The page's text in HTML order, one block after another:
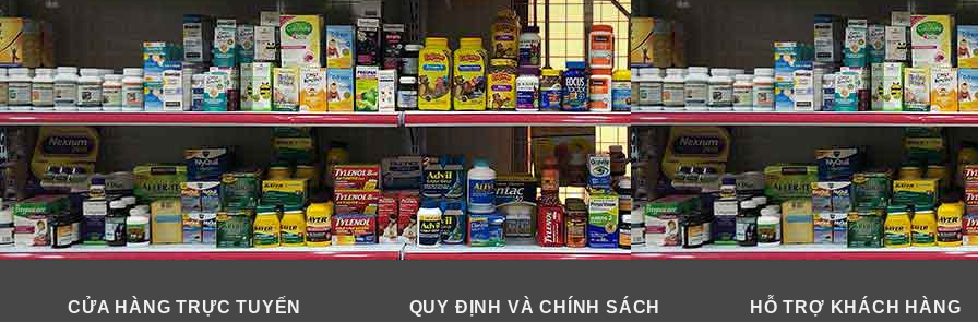
CỬA HÀNG TRỰC TUYẾN QUY ĐỊNH VÀ CHÍNH SÁCH HỖ TRỢ KHÁCH HÀNG